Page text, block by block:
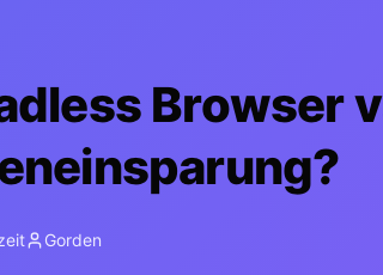
Browser
Gorden